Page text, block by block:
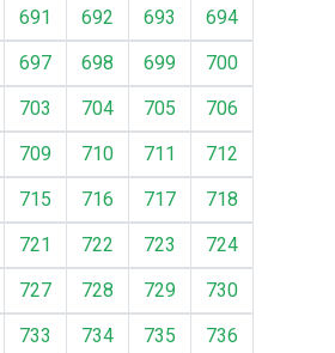
691 692 693
694
697 698 699
700
703 704 705
706
709 710 711
712
715 716 717
718
721 722 723
724
727 728 729
730
733 734 735
736